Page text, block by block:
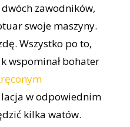
dwóch zawodników,
swoje maszyny.
Wszystko po to,
wspominał bohater
w odpowiednim
kilka watów.